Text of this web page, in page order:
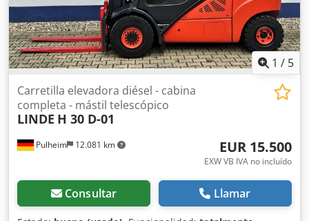
1 / 5
Pulheim 12.081 km
Carretilla elevadora diésel - cabina
completa - mástil telescópico
LINDE H 30 D-01
EUR 15.500
EXW VB IVA no incluído
Consultar Llamar